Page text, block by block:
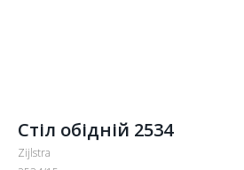
Стіл обідній 2534
Zijlstra